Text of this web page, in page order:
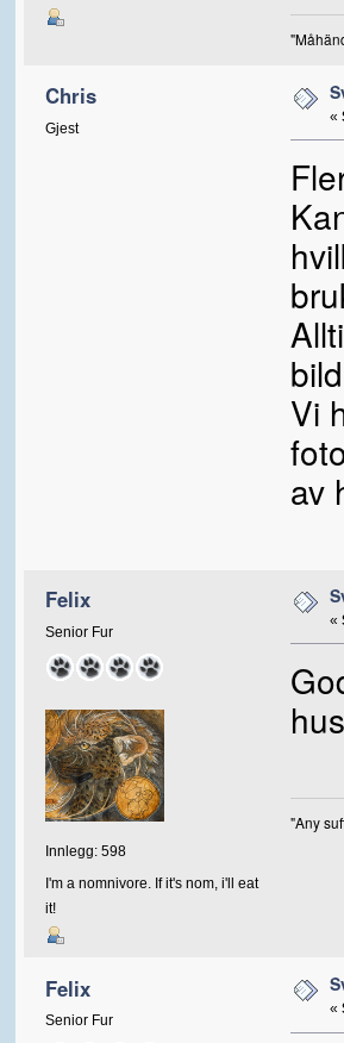
Chris
Gjest
«
Vi
av
Felix
Senior Fur
Innlegg: 598
I'm a nomnivore. If it's nom, i'll eat
it!
«
"Any
Felix
Senior Fur
«